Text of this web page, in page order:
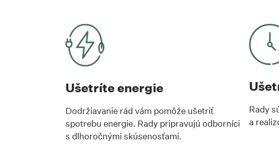
Ušetríte energie
Dodržiavanie rád vám pomôže ušetriť
spotrebu energie. Rady pripravujú odborníci
s dlhoročnými skúsenosťami.
Rady
a